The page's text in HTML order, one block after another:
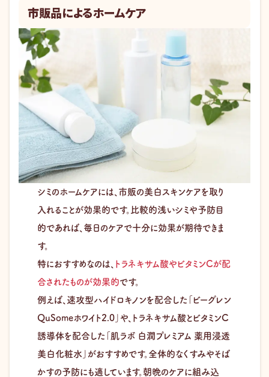
市販品によるホームケア
シミのホームケアには、市販の美白スキンケアを取り
入れることが効果的です。比較的浅いシミや予防目
的であれば、毎日のケアで十分に効果が期待できま
す。
特におすすめなのは、
トラネキサム酸やビタミンCが配
合されたものが効果的です。
例えば、速攻型ハイドロキノンを配合した「ビーグレン
QuSomeホワイト2.0」や、トラネキサム酸とビタミンC
誘導体を配合した「肌ラボ 白潤プレミアム 薬用浸透
美白化粧水」がおすすめです。全体的なくすみやそば
かすの予防にも適しています。朝晩のケアに組み込